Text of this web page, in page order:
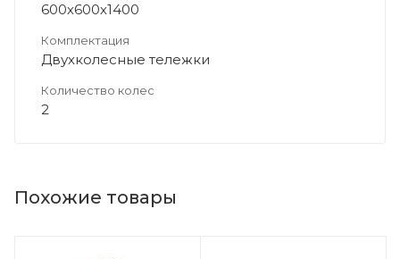
600х600х1400
Комплектация
Двухколесные тележки
Количество колес
2
Похожие товары